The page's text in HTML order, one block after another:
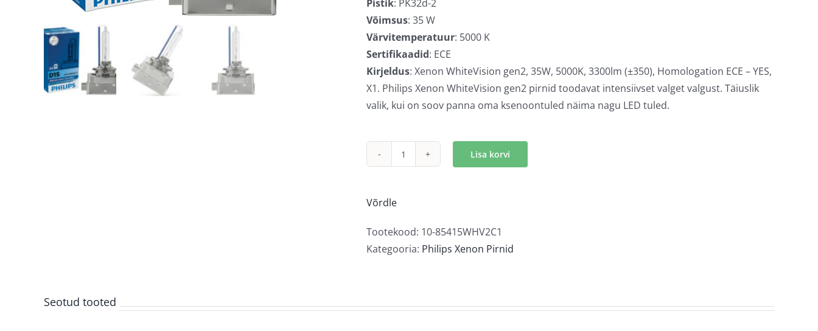
Pistik: PK32d-2
Võimsus: 35 W
Värvitemperatuur: 5000 K
Sertifikaadid: ECE
Kirjeldus: Xenon WhiteVision gen2, 35W, 5000K, 3300lm (±350), Homologation ECE – YES,
X1. Philips Xenon WhiteVision gen2 pirnid toodavat intensiivset valget valgust. Täiuslik
valik, kui on soov panna oma ksenoontuled näima nagu LED tuled.
Philips
kogus
Lisa korvi
Võrdle
Tootekood: 10-85415WHV2C1
Kategooria: Philips Xenon Pirnid
Seotud tooted